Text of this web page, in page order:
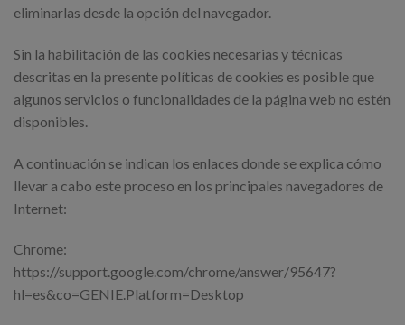
eliminarlas desde la opción del navegador.
Sin la habilitación de las cookies necesarias y técnicas
descritas en la presente políticas de cookies es posible que
algunos servicios o funcionalidades de la página web no estén
disponibles.
A continuación se indican los enlaces donde se explica cómo
llevar a cabo este proceso en los principales navegadores de
Internet:
Chrome:
https://support.google.com/chrome/answer/95647?
hl=es&co=GENIE.Platform=Desktop